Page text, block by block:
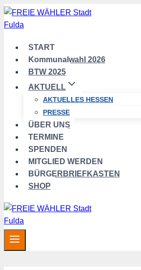
Zum
Inhalt
START
Kommunalwahl 2026
BTW 2025
AKTUELL
AKTUELLES HESSEN
PRESSE
ÜBER UNS
TERMINE
SPENDEN
MITGLIED WERDEN
BÜRGERBRIEFKASTEN
SHOP